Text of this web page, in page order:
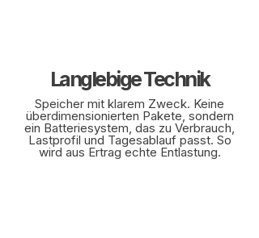
Langlebige Technik
Speicher mit klarem Zweck. Keine
überdimensionierten Pakete, sondern
ein Batteriesystem, das zu Verbrauch,
Lastprofil und Tagesablauf passt. So
wird aus Ertrag echte Entlastung.